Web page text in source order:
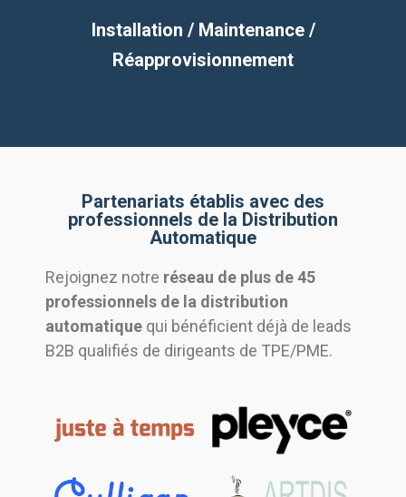
Installation / Maintenance /
Réapprovisionnement
Partenariats établis avec des
professionnels de la Distribution
Automatique
Rejoignez notre réseau de plus de 45
professionnels de la distribution
automatique qui bénéficient déjà de leads
B2B qualifiés de dirigeants de TPE/PME.